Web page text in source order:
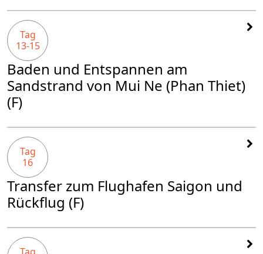
Tag
13-15
Baden und Entspannen am
Sandstrand von Mui Ne (Phan Thiet)
(F)
Tag
16
Transfer zum Flughafen Saigon und
Rückflug (F)